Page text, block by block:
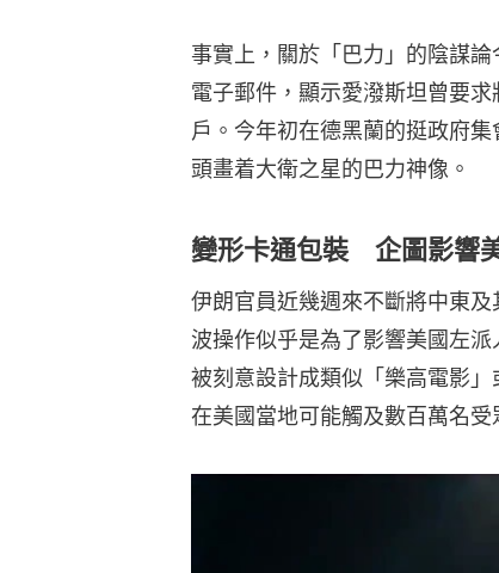
事實上，關於「巴力」的陰謀
電子郵件，顯示愛潑斯坦曾要
戶。今年初在德黑蘭的挺政府
頭畫着大衛之星的巴力神像。
變形卡通包裝 企圖影響
伊朗官員近幾週來不斷將中東
波操作似乎是為了影響美國左
被刻意設計成類似「樂高電影
在美國當地可能觸及數百萬名受